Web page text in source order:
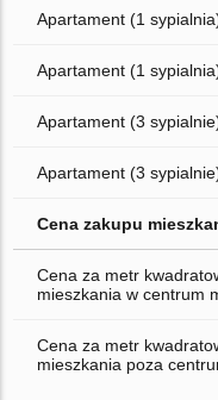
Apartament (1
Apartament (1
Apartament (3
Apartament (3
Cena zakupu
Cena za metr
mieszkania w centrum
Cena za metr
mieszkania poza